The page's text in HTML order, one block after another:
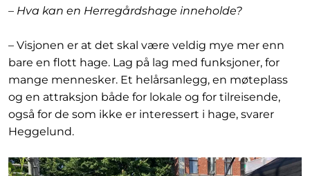
– Hva kan en Herregårdshage inneholde?
– Visjonen er at det skal være veldig mye mer enn
bare en flott hage. Lag på lag med funksjoner, for
mange mennesker. Et helårsanlegg, en møteplass
og en attraksjon både for lokale og for tilreisende,
også for de som ikke er interessert i hage, svarer
Heggelund.